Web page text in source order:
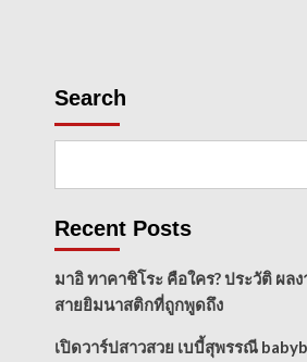
Search
Recent Posts
มาอิ ทาคาชิโระ คือใคร? ประวัติ ผล
สายยิมนาสติกที่ถูกพูดถึง
เปิดวาร์ปสาวสวย เบบี้สุพรรณี